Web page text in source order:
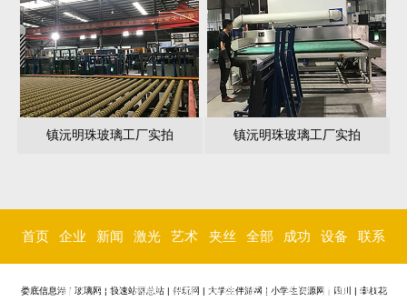
镇沅明珠玻璃工厂实拍 镇沅明珠玻璃工厂实拍
首页 企业
简介
新闻
中心
激光
内雕
艺术
玻璃
夹丝
玻璃
全部
玻璃
成功
案例
设备
环境
联系
我们
娄底信息港| 玻璃网 | 极速站群总站| 伴玩网 大学生伴游网 | 小学生资源网 | 四川 攀枝花